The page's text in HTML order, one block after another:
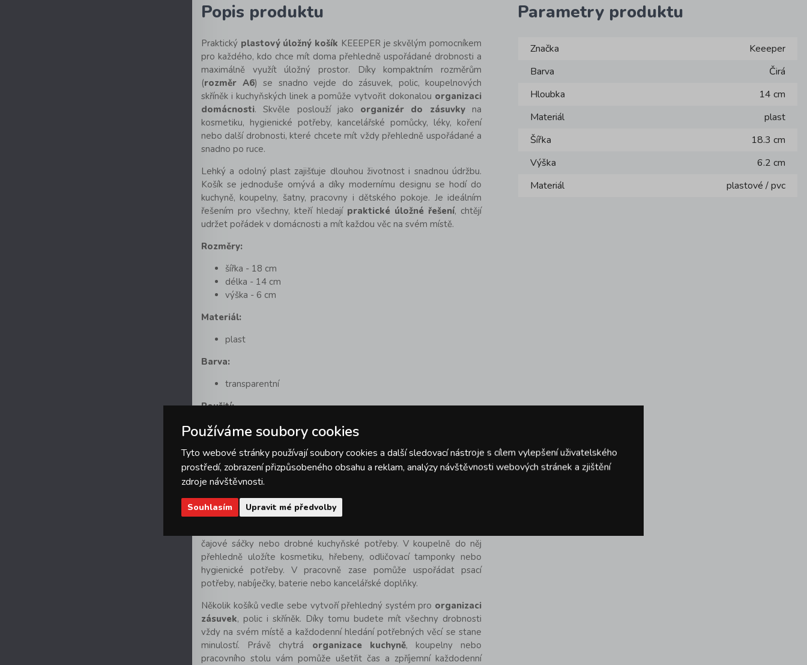
Popis produktu
Praktický plastový úložný košík KEEEPER je skvělým pomocníkem
pro každého, kdo chce mít doma přehledně uspořádané drobnosti a
maximálně využít úložný prostor. Díky kompaktním rozměrům
(rozměr A6) se snadno vejde do zásuvek, polic, koupelnových
skříněk i kuchyňských linek a pomůže vytvořit dokonalou organizaci
domácnosti. Skvěle poslouží jako organizér do zásuvky
na
kosmetiku, hygienické potřeby, kancelářské pomůcky, léky, koření
nebo další drobnosti, které chcete mít vždy přehledně uspořádané a
snadno po ruce.
Lehký a odolný plast zajišťuje dlouhou životnost i snadnou údržbu.
Košík se jednoduše omývá a díky modernímu designu se hodí do
kuchyně, koupelny, šatny, pracovny i dětského pokoje. Je ideálním
řešením pro všechny, kteří hledají praktické úložné řešení, chtějí
udržet pořádek v domácnosti a mít každou věc na svém místě.
Rozměry:
šířka - 18 cm
délka - 14 cm
výška - 6 cm
Materiál:
plast
Barva:
transparentní
Použití:
skladování a organizace - domácnost, dílna, garáž, kancelář
Údržba:
vlhkým hadrem
Rady a tipy
Malý plastový košík nabízí překvapivě široké možnosti využití. V
čajové sáčky nebo drobné kuchyňské potřeby. V koupelně do něj
přehledně uložíte kosmetiku, hřebeny, odličovací tamponky nebo
hygienické potřeby. V pracovně zase pomůže uspořádat psací
potřeby, nabíječky, baterie nebo kancelářské doplňky.
Několik košíků vedle sebe vytvoří přehledný systém pro organizaci
zásuvek, polic i skříněk. Díky tomu budete mít všechny drobnosti
vždy na svém místě a každodenní hledání potřebných věcí se stane
minulostí. Právě chytrá
organizace kuchyně, koupelny nebo
pracovního stolu vám pomůže ušetřit čas a zpříjemní každodenní
Parametry produktu
Značka
Keeeper
Barva
Čirá
Hloubka
14 cm
Materiál
plast
Šířka
18.3 cm
Výška
6.2 cm
Materiál
plastové / pvc
Používáme soubory cookies
Tyto webové stránky používají soubory cookies a další sledovací nástroje s cílem vylepšení uživatelského
prostředí, zobrazení přizpůsobeného obsahu a reklam, analýzy návštěvnosti webových stránek a zjištění
zdroje návštěvnosti.
Souhlasím Upravit mé předvolby